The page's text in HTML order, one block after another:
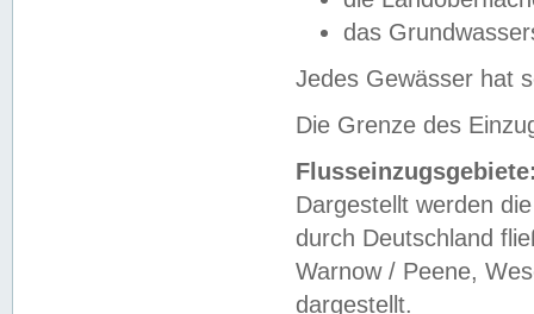
das
Jedes Gewässer hat
Die Grenze des
Dargestellt werden
durch Deutschland
Warnow / Peene,
dargestellt.